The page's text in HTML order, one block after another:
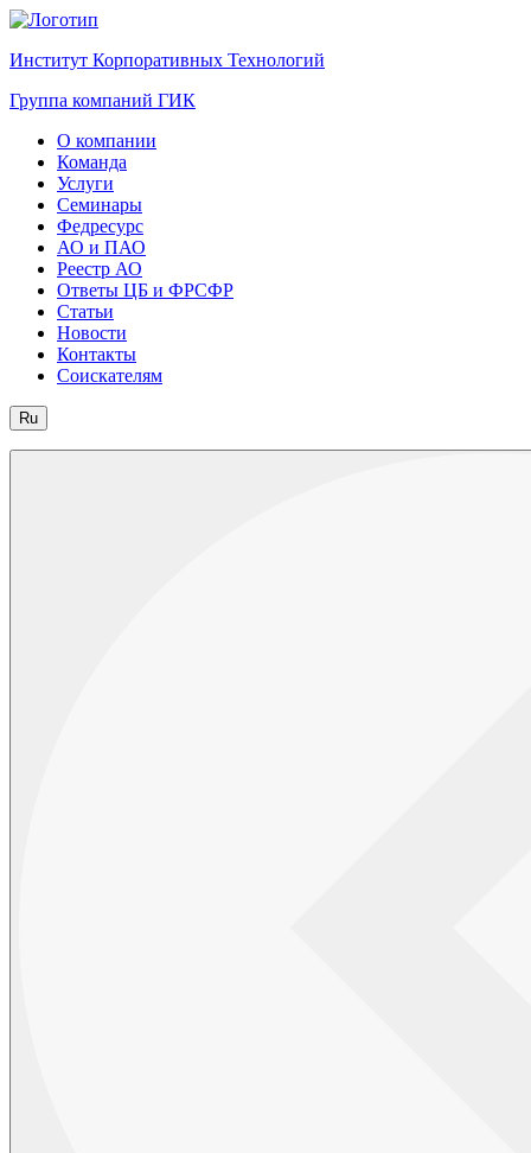
Институт Корпоративных Технологий
Группа компаний ГИК
О компании
Команда
Услуги
Семинары
Федресурс
АО и ПАО
Реестр АО
Ответы ЦБ и ФРСФР
Статьи
Новости
Контакты
Соискателям
Ru